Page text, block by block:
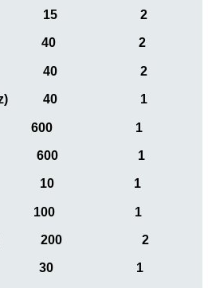
15 2
40 2
40 2
(Merkez) 40 1
600 1
600 1
10 1
100 1
200 2
30 1